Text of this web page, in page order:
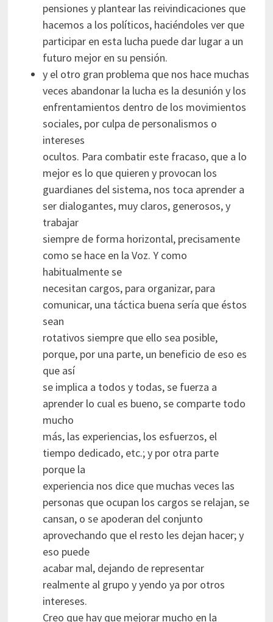
pensiones y plantear las reivindicaciones que
hacemos a los políticos, haciéndoles ver que
participar en esta lucha puede dar lugar a un
futuro mejor en su pensión.
y el otro gran problema que nos hace muchas
veces abandonar la lucha es la desunión y los
enfrentamientos dentro de los movimientos
sociales, por culpa de personalismos o
intereses
ocultos. Para combatir este fracaso, que a lo
mejor es lo que quieren y provocan los
guardianes del sistema, nos toca aprender a
ser dialogantes, muy claros, generosos, y
trabajar
siempre de forma horizontal, precisamente
como se hace en la Voz. Y como
habitualmente se
necesitan cargos, para organizar, para
comunicar, una táctica buena sería que éstos
sean
rotativos siempre que ello sea posible,
porque, por una parte, un beneficio de eso es
que así
se implica a todos y todas, se fuerza a
aprender lo cual es bueno, se comparte todo
mucho
más, las experiencias, los esfuerzos, el
tiempo dedicado, etc.; y por otra parte
porque la
experiencia nos dice que muchas veces las
personas que ocupan los cargos se relajan, se
cansan, o se apoderan del conjunto
aprovechando que el resto les dejan hacer; y
eso puede
acabar mal, dejando de representar
realmente al grupo y yendo ya por otros
intereses.
Creo que hay que mejorar mucho en la